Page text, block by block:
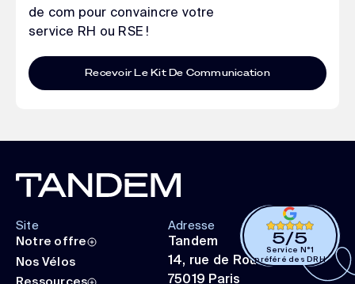
de com pour convaincre votre
service RH ou RSE !
Recevoir Le Kit De Communication
Site
Notre offre
Nos Vélos
Adresse
Tandem
14, rue de Rouen
75019 Paris
5/5
Service N°1
préféré des DRH